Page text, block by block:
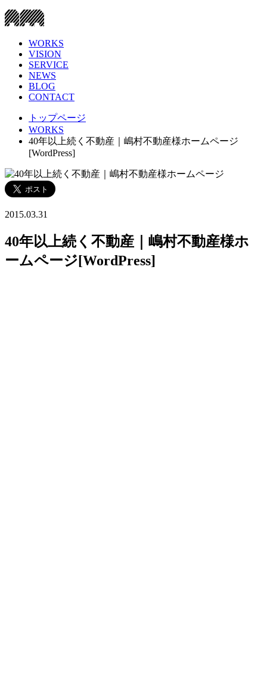
WORKS
VISION
SERVICE
NEWS
BLOG
CONTACT
トップページ
WORKS
40年以上続く不動産｜嶋村不動産様ホームページ
[WordPress]
2015.03.31
40年以上続く不動産｜嶋村不動産様ホ
ームページ[WordPress]